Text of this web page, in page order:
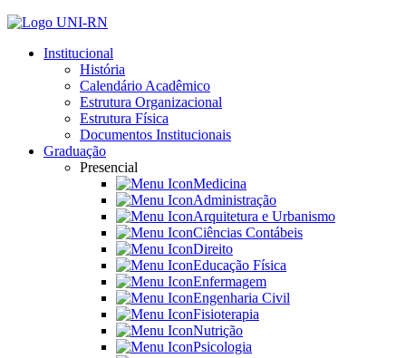
Institucional
História
Calendário Acadêmico
Estrutura Organizacional
Estrutura Física
Documentos Institucionais
Graduação
Presencial
Medicina
Administração
Arquitetura e Urbanismo
Ciências Contábeis
Direito
Educação Física
Enfermagem
Engenharia Civil
Fisioterapia
Nutrição
Psicologia